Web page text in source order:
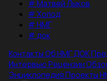
#Матвей Лыков
#Холод
#НМГ
#док
КонтактыОб НМГ ДОК
ИнтервьюРецензии
ЭнциклопедияПроекты